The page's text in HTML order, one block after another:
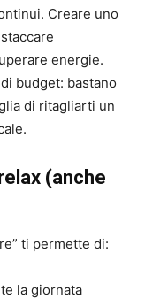
Creare uno
energie.
budget: bastano
di ritagliarti un
(anche
ti permette di:
la giornata